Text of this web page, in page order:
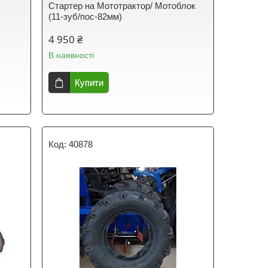
Стартер на Мототрактор/ Мотоблок
(11-зуб/пос-82мм)
4 950 ₴
В наявності
Купити
40878